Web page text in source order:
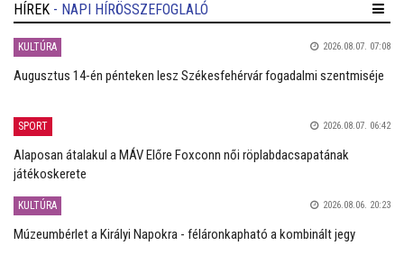
HÍREK - NAPI HÍRÖSSZEFOGLALÓ
KULTÚRA 2026.08.07. 07:08
Augusztus 14-én pénteken lesz Székesfehérvár fogadalmi szentmiséje
SPORT 2026.08.07. 06:42
Alaposan átalakul a MÁV Előre Foxconn női röplabdacsapatának
játékoskerete
KULTÚRA 2026.08.06. 20:23
Múzeumbérlet a Királyi Napokra - féláronkapható a kombinált jegy